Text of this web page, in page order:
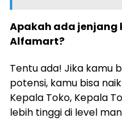
Apakah ada jenjang
Alfamart?
Tentu ada! Jika kamu
potensi, kamu bisa
Kepala Toko, Kepala
lebih tinggi di level